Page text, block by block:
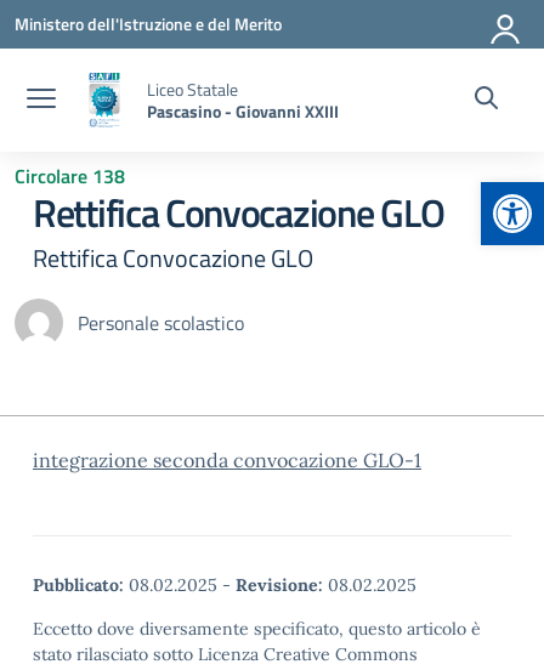
Vai ai contenuti
Vai al menu di navigazione
Vai al footer
Ministero dell'Istruzione e del Merito
Liceo Statale
Pascasino - Giovanni XXIII
Circolare 138
Rettifica Convocazione GLO
Rettifica Convocazione GLO
Personale scolastico
integrazione seconda convocazione GLO-1
Pubblicato: 08.02.2025 - Revisione: 08.02.2025
Eccetto dove diversamente specificato, questo articolo è
stato rilasciato sotto Licenza Creative Commons